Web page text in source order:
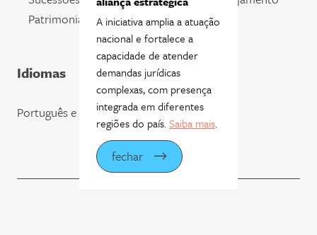
Patrimonial (IBRAPP)
Idiomas
Português e inglês
A iniciativa amplia a atuação
nacional e fortalece a
capacidade de atender
demandas jurídicas
complexas, com presença
integrada em diferentes
regiões do país.Saiba mais.
fechar